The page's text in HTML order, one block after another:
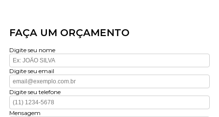
FAÇA UM ORÇAMENTO
Digite seu nome
Digite seu email
Digite seu telefone
Mensagem